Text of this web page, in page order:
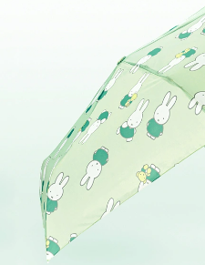
베리 바닐라 그린티 : 새콤달콤 베리와 부드러운
제주 동백꽃 티 : 열대 과일 풍미를 품은 동백꽃 블
무화과 쇼콜라 블랙티 : 무화과와 너티초콜렛이
제주 삼다 영귤 티 : 제주 영귤의 상큼함을 더한 블
삼다 꿀배 티 : 달콤한 꿀 향미 가득한 배향 블렌
피치 블랙티 : 달콤한 복숭아 향미 가득한 블렌디
캐모마일 라벤더 : 캐모마일과 라벤더, 로즈힙으
멜로우 민트 : 상쾌한 민트에 매실의 향긋한 터치
Brewing Instructions
오설록 녹차 : 티백 1개를 70도씨(158화씨)의 물
오설록 홍차, 발효차, 허브티 : 티백 1개를 90도
Packaging Information
해당 제품은 안심하고 편하게 이용할 수 있는
전체 제품은 긴 쪽의 폭 195mm, 짧은 쪽의 폭